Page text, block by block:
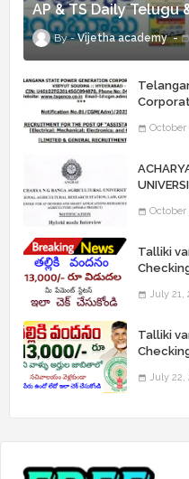
AP & TS Daily Telugu
Vijetha academy
October
October
Talliki
July 21,
Talliki
July 22,